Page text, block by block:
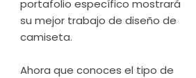
portafolio específico mostrará
su mejor trabajo de diseño de
camiseta.
Ahora que conoces el tipo de